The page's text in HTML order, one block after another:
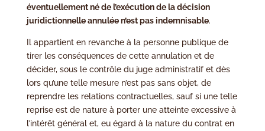
éventuellement né de l’exécution de la décision
juridictionnelle annulée n’est pas indemnisable.
Il appartient en revanche à la personne publique de
tirer les conséquences de cette annulation et de
décider, sous le contrôle du juge administratif et dès
lors qu’une telle mesure n’est pas sans objet, de
reprendre les relations contractuelles, sauf si une telle
reprise est de nature à porter une atteinte excessive à
l’intérêt général et, eu égard à la nature du contrat en